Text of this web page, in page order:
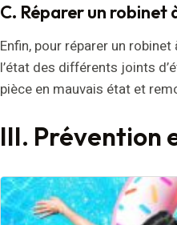
C. Réparer un robinet
Enfin, pour réparer un
l’état des différents joints
pièce en mauvais état et
III. Prévention